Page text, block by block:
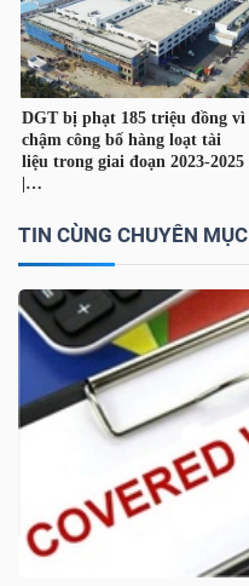
TIN CÙNG CHUYÊN MỤC
VIETSTOCKFINANCE
VĨ
NGÀNH
DOANH